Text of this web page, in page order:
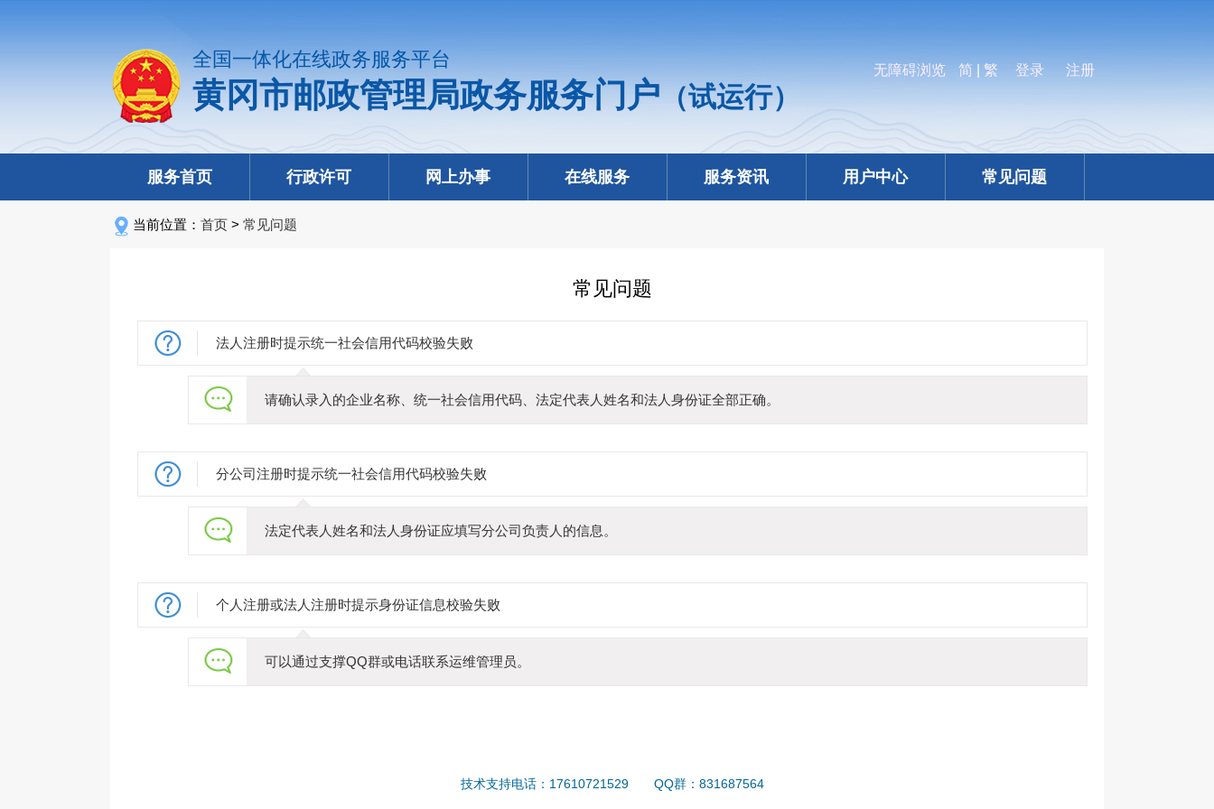
全国一体化在线政务服务平台
黄冈市邮政管理局政务服务门户（试运行）
无障碍浏览 简 繁 登录 注册
服务首页 行政许可 网上办事 在线服务 服务资讯 用户中心 常见问题
当前位置： 首页 > 常见问题
常见问题
法人注册时提示统一社会信用代码校验失败
请确认录入的企业名称、统一社会信用代码、法定代表人姓名和法人身份证全部正确。
分公司注册时提示统一社会信用代码校验失败
法定代表人姓名和法人身份证应填写分公司负责人的信息。
个人注册或法人注册时提示身份证信息校验失败
可以通过支撑QQ群或电话联系运维管理员。
技术支持电话：17610721529 QQ群：831687564